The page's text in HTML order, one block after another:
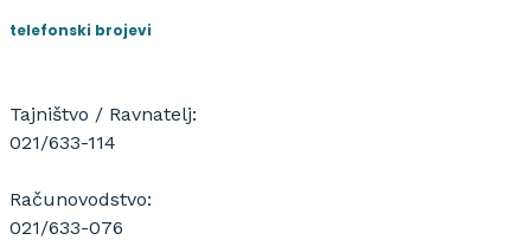
telefonski brojevi
Tajništvo / Ravnatelj:
021/633-114
Računovodstvo:
021/633-076